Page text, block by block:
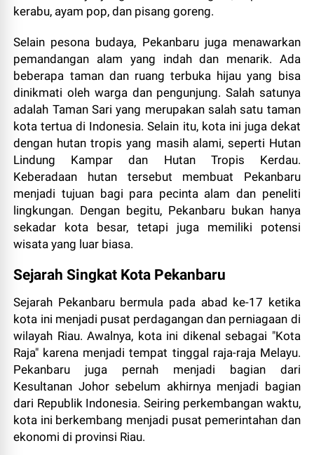
kerabu, ayam pop, dan pisang goreng.
Selain pesona budaya, Pekanbaru juga menawarkan
pemandangan alam yang indah dan menarik. Ada
beberapa taman dan ruang terbuka hijau yang bisa
dinikmati oleh warga dan pengunjung. Salah satunya
adalah Taman Sari yang merupakan salah satu taman
kota tertua di Indonesia. Selain itu, kota ini juga dekat
dengan hutan tropis yang masih alami, seperti Hutan
Lindung Kampar dan Hutan Tropis Kerdau.
Keberadaan hutan tersebut membuat Pekanbaru
menjadi tujuan bagi para pecinta alam dan peneliti
lingkungan. Dengan begitu, Pekanbaru bukan hanya
sekadar kota besar, tetapi juga memiliki potensi
wisata yang luar biasa.
Sejarah Singkat Kota Pekanbaru
Sejarah Pekanbaru bermula pada abad ke-17 ketika
kota ini menjadi pusat perdagangan dan perniagaan di
wilayah Riau. Awalnya, kota ini dikenal sebagai "Kota
Raja" karena menjadi tempat tinggal raja-raja Melayu.
Pekanbaru juga pernah menjadi bagian dari
Kesultanan Johor sebelum akhirnya menjadi bagian
dari Republik Indonesia. Seiring perkembangan waktu,
kota ini berkembang menjadi pusat pemerintahan dan
ekonomi di provinsi Riau.